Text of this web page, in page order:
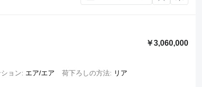
￥3,060,000
ョン エア/エア 荷下ろしの方法 リア